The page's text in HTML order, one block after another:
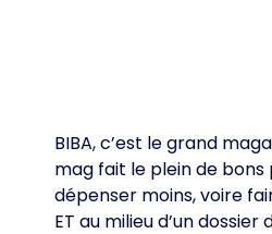
BIBA, c’est le grand
mag fait le plein de bons
dépenser moins, voire
ET au milieu d’un